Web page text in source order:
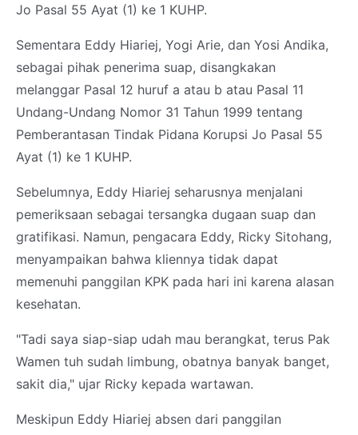
Jo Pasal 55 Ayat (1) ke 1 KUHP.
Sementara Eddy Hiariej, Yogi Arie, dan Yosi Andika,
sebagai pihak penerima suap, disangkakan
melanggar Pasal 12 huruf a atau b atau Pasal 11
Undang-Undang Nomor 31 Tahun 1999 tentang
Pemberantasan Tindak Pidana Korupsi Jo Pasal 55
Ayat (1) ke 1 KUHP.
Sebelumnya, Eddy Hiariej seharusnya menjalani
pemeriksaan sebagai tersangka dugaan suap dan
gratifikasi. Namun, pengacara Eddy, Ricky Sitohang,
menyampaikan bahwa kliennya tidak dapat
memenuhi panggilan KPK pada hari ini karena alasan
kesehatan.
"Tadi saya siap-siap udah mau berangkat, terus Pak
Wamen tuh sudah limbung, obatnya banyak banget,
sakit dia," ujar Ricky kepada wartawan.
Meskipun Eddy Hiariej absen dari panggilan